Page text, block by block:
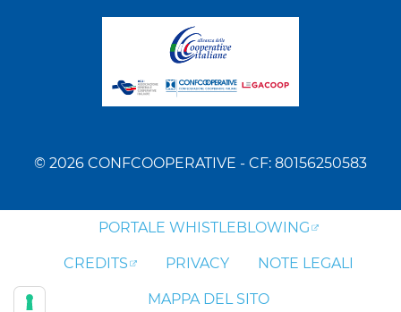
© 2026 CONFCOOPERATIVE - CF: 80156250583
PORTALE WHISTLEBLOWING
CREDITS PRIVACY NOTE LEGALI
MAPPA DEL SITO